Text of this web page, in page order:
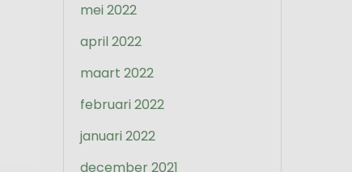
mei 2022
april 2022
maart 2022
februari 2022
januari 2022
december 2021